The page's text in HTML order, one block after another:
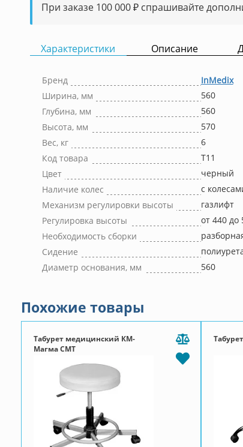
При заказе 100 000 ₽ спрашивайте
Характеристики Описание
Бренд
InMedix
Ширина, мм
560
Глубина, мм
560
Высота, мм
570
Вес, кг
6
Код товара
Т11
Цвет
черный
Наличие колес
с
Механизм регулировки высоты
газлифт
Регулировка высоты
от 440 до
Необходимость сборки
Сидение
Диаметр основания, мм
560
Похожие товары
Табурет медицинский КМ-
Магма СМТ